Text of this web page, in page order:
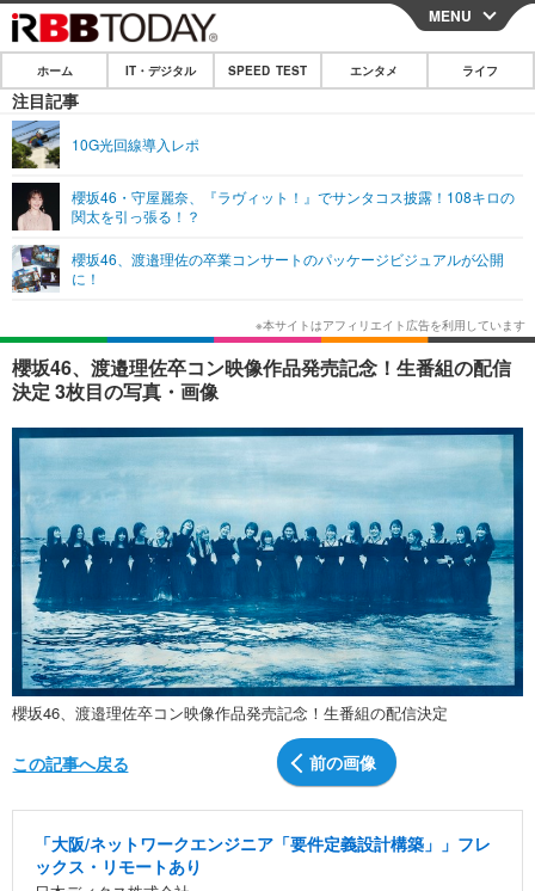
CLOSE
ホーム
IT・デジタル
ネタ
ショッピング その他
SPEED TEST
エンタメ
エンタメTOP
韓国・芸能
音楽 スポーツ
ショッピング
ライフ
ライフTOP グルメ
ペット ショッピング
その他
リリース一覧
プッシュ通知の停止方法
MENU
ホーム IT・デジタル SPEED TEST エンタメ ライフ
注目記事
10G光回線導入レポ
櫻坂46・守屋麗奈、『ラヴィット！』でサンタコス披露！108キロの
関太を引っ張る！？
櫻坂46、渡邉理佐の卒業コンサートのパッケージビジュアルが公開
に！
櫻坂46、渡邉理佐卒コン映像作品発売記念！生番組の配信
決定 3枚目の写真・画像
櫻坂46、渡邉理佐卒コン映像作品発売記念！生番組の配信決定
前の画像
この記事へ戻る
「大阪/ネットワークエンジニア「要件定義設計構築」」フレ
ックス・リモートあり